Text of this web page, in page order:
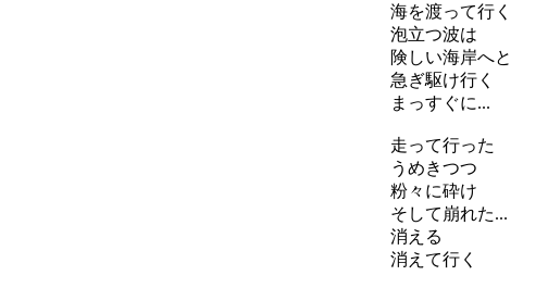
海を渡って行く
泡立つ波は
険しい海岸へと
急ぎ駆け行く
まっすぐに...
走って行った
うめきつつ
粉々に砕け
そして崩れた...
消える
消えて行く